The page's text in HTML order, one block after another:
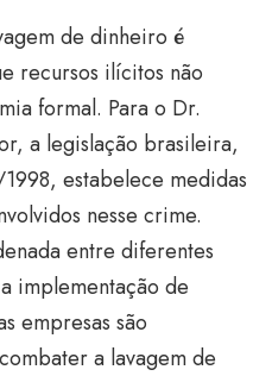
de dinheiro é
recursos ilícitos não
formal. Para o Dr.
a legislação brasileira,
estabelece medidas
nesse crime.
entre diferentes
implementação de
empresas são
a lavagem de